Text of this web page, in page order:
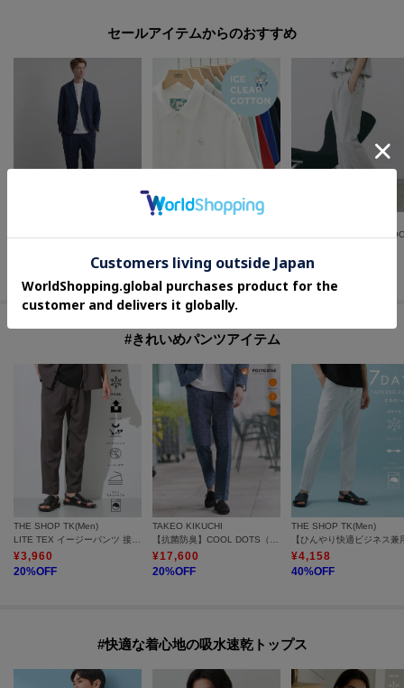
セールアイテムからのおすすめ
30%OFF
30%OFF
#きれいめパンツアイテム
THE SHOP TK(Men)
¥3,960
20%OFF
TAKEO KIKUCHI
¥17,600
20%OFF
THE SHOP TK(Men)
¥4,158
40%OFF
#快適な着心地の吸水速乾トップス